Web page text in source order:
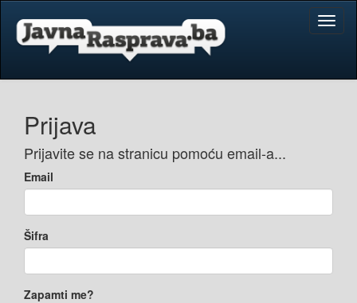
Prijava
Prijavite se na stranicu pomoću email-a...
Email
Šifra
Zapamti me?